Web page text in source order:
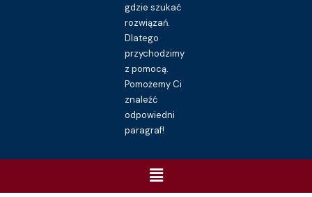
gdzie szukać
rozwiązań.
Dlatego
przychodzimy
z pomocą.
Pomożemy Ci
znaleźć
odpowiedni
paragraf!
Menu